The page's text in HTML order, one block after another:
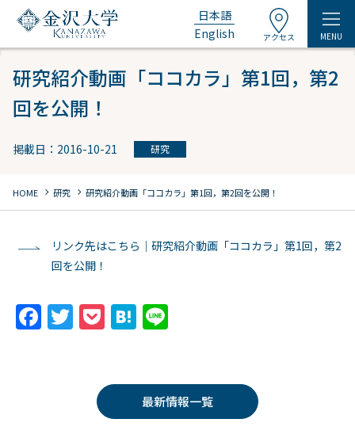
日本語
English
アクセス MENU
研究紹介動画「ココカラ」第1回，第2
回を公開！
掲載日：2016-10-21 研究
HOME chevron_right 研究 chevron_right 研究紹介動画「ココカラ」第1回，第2回を公開！
リンク先はこちら｜研究紹介動画「ココカラ」第1回，第2
回を公開！
F T
er
P
k
et
H
n
a
最新情報一覧